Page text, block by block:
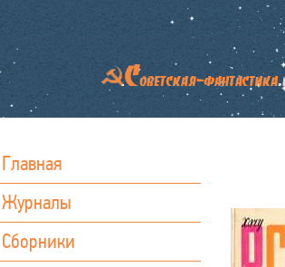
Главная
Журналы
Сборники